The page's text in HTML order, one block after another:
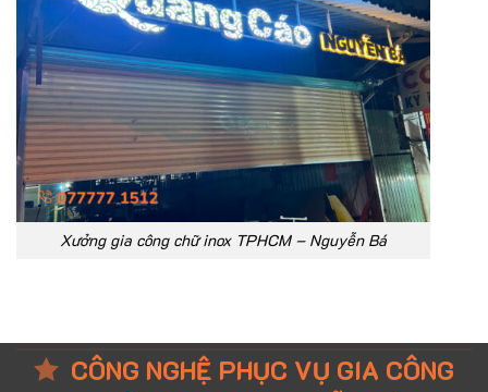
Xưởng gia công chữ inox TPHCM – Nguyễn Bá
CÔNG NGHỆ PHỤC VỤ GIA CÔNG